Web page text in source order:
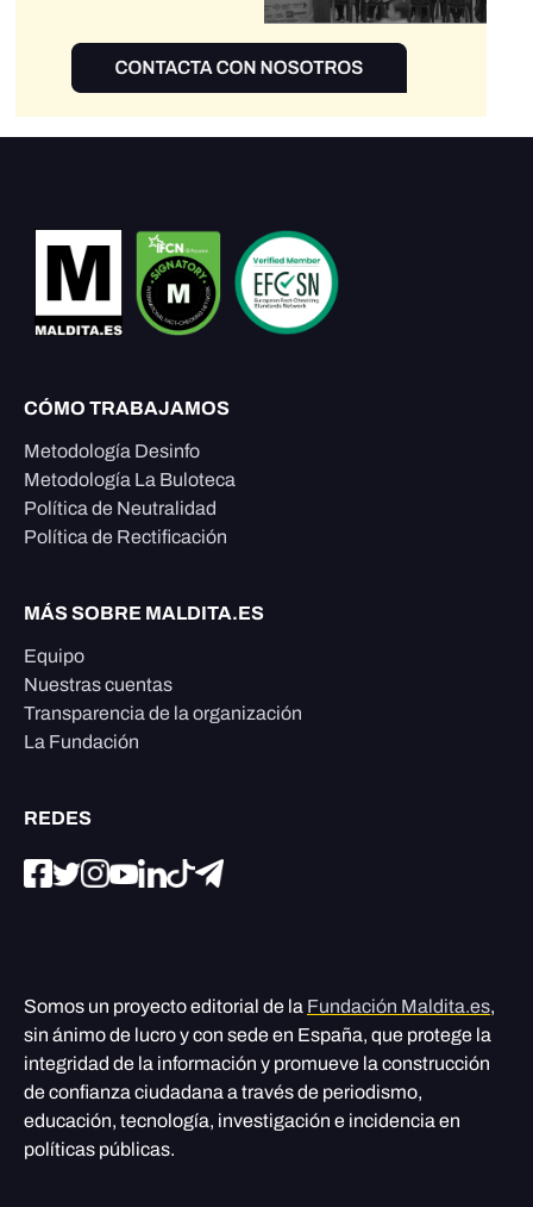
CÓMO TRABAJAMOS
Metodología Desinfo
Metodología La Buloteca
Política de Neutralidad
Política de Rectificación
MÁS SOBRE MALDITA.ES
Equipo
Nuestras cuentas
Transparencia de la organización
La Fundación
REDES
Somos un proyecto editorial de la Fundación Maldita.es,
sin ánimo de lucro y con sede en España, que protege la
integridad de la información y promueve la construcción
de confianza ciudadana a través de periodismo,
educación, tecnología, investigación e incidencia en
políticas públicas.